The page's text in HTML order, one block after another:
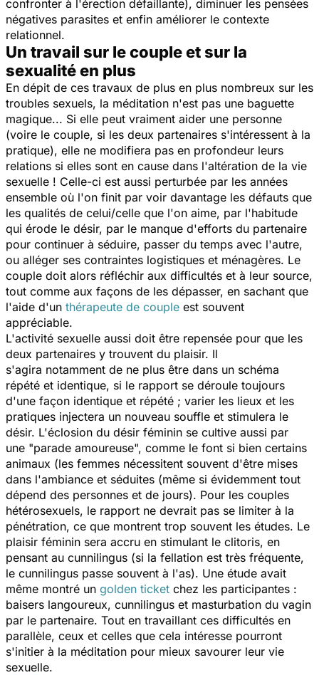
confronter à l'érection défaillante), diminuer les pensées
négatives parasites et enfin améliorer le contexte
relationnel.
Un travail sur le couple et sur la
sexualité en plus
En dépit de ces travaux de plus en plus nombreux sur les
troubles sexuels, la méditation n'est pas une baguette
magique... Si elle peut vraiment aider une personne
(voire le couple, si les deux partenaires s'intéressent à la
pratique), elle ne modifiera pas en profondeur leurs
relations si elles sont en cause dans l'altération de la vie
sexuelle ! Celle-ci est aussi perturbée par les années
ensemble où l'on finit par voir davantage les défauts que
les qualités de celui/celle que l'on aime, par l'habitude
qui érode le désir, par le manque d'efforts du partenaire
pour continuer à séduire, passer du temps avec l'autre,
ou alléger ses contraintes logistiques et ménagères. Le
couple doit alors réfléchir aux difficultés et à leur source,
tout comme aux façons de les dépasser, en sachant que
l'aide d'un thérapeute de couple est souvent
appréciable.
L'activité sexuelle aussi doit être repensée pour que les
deux partenaires y trouvent du plaisir. Il
s'agira notamment de ne plus être dans un schéma
répété et identique, si le rapport se déroule toujours
d'une façon identique et répété ; varier les lieux et les
pratiques injectera un nouveau souffle et stimulera le
désir. L'éclosion du désir féminin se cultive aussi par
une "parade amoureuse", comme le font si bien certains
animaux (les femmes nécessitent souvent d'être mises
dans l'ambiance et séduites (même si évidemment tout
dépend des personnes et de jours). Pour les couples
hétérosexuels, le rapport ne devrait pas se limiter à la
pénétration, ce que montrent trop souvent les études. Le
plaisir féminin sera accru en stimulant le clitoris, en
pensant au cunnilingus (si la fellation est très fréquente,
le cunnilingus passe souvent à l'as). Une étude avait
même montré un golden ticket chez les participantes :
baisers langoureux, cunnilingus et masturbation du vagin
par le partenaire. Tout en travaillant ces difficultés en
parallèle, ceux et celles que cela intéresse pourront
s'initier à la méditation pour mieux savourer leur vie
sexuelle.